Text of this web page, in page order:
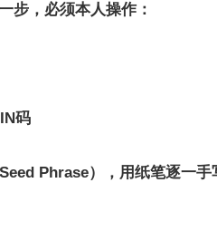
步，必须本人操作：
码
Phrase），用纸笔逐一